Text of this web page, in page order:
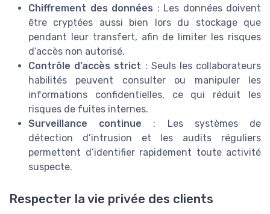
Chiffrement des données : Les données doivent
être cryptées aussi bien lors du stockage que
pendant leur transfert, afin de limiter les risques
d’accès non autorisé.
Contrôle d’accès strict : Seuls les collaborateurs
habilités peuvent consulter ou manipuler les
informations confidentielles, ce qui réduit les
risques de fuites internes.
Surveillance continue : Les systèmes de
détection d’intrusion et les audits réguliers
permettent d’identifier rapidement toute activité
suspecte.
Respecter la vie privée des clients